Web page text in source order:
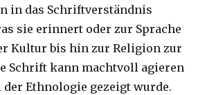
in das Schriftverständnis
sie erinnert oder zur Sprache
Kultur bis hin zur Religion zur
Schrift kann machtvoll agieren
Ethnologie gezeigt wurde.